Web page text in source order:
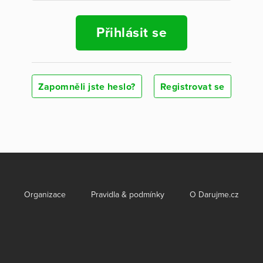
Přihlásit se
Zapomněli jste heslo? Registrovat se
Organizace Pravidla & podmínky O Darujme.cz